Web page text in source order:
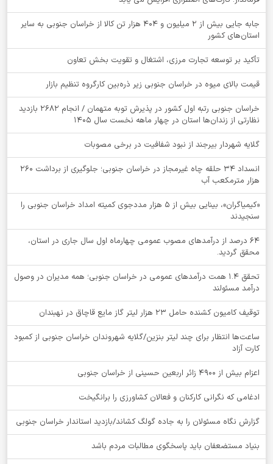
جابه جایی بیش از 2 میلیون و 404 هزار تن کالا از خراسان جنوبی به سایر
استان‌های کشور
تأکید بر توسعه تجارت مرزی، اشتغال و تقویت بخش تعاون
قیمت بالای میوه در خراسان جنوبی زیر ذره‌بین کارگروه تنظیم بازار
خراسان جنوبی رتبه اول کشور در پذیرش توبه متهمان / انجام ۲۶۸۲ بازدید
نظارتی از زندان‌ها استان در چهار ماهه نخست سال 1405
گلایه شهردار بیرجند از نبود شفافیت در برخی مصوبات
انسداد ۳۴ حلقه چاه غیرمجاز در خراسان جنوبی؛ جلوگیری از برداشت ۲۶۰
هزار مترمکعب آب
«کیمیاگران»، بینایی بیش از ۵ هزار مددجوی کمیته امداد خراسان جنوبی را
سنجیدند
64 درصد از درآمدهای مصوب عمومی چهارماه اول سال جاری در استان،
محقق گردید.
تحقق ۱.۴ همت درآمدهای عمومی در خراسان جنوبی؛ همه مدیران در وصول
درآمد مسئولند
توقيف کامیون کشنده حامل 23 هزار لیتر گاز مایع قاچاق در نهبندان
ساعت‌ها انتظار برای چند لیتر بنزین/گلایه شهروندان خراسان جنوبی از کمبود
کارت آزاد
اعزام بیش از 4900 زائر اربعین حسینی از خراسان جنوبی
ادغامی که نگرانی کارکنان و فعالان کشاورزی را برانگیخت
گزارش نگاه مسئولان را به جاده گولگ کشاند/بازدید استاندار خراسان جنوبی
بنیاد مستضعفان باید پاسخگوی مطالبات مردم باشد